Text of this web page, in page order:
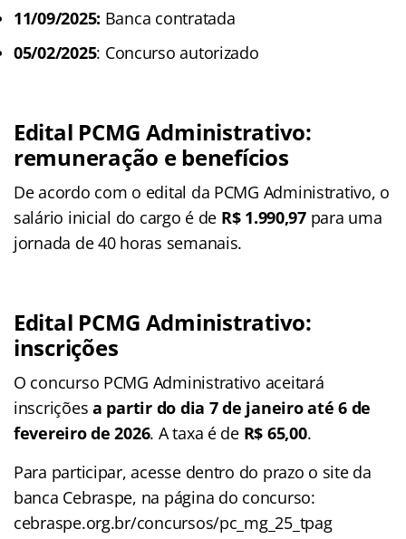
11/09/2025: Banca contratada
05/02/2025: Concurso autorizado
Edital PCMG Administrativo:
remuneração e benefícios
De acordo com o edital da PCMG Administrativo, o
salário inicial do cargo é de R$ 1.990,97para uma
jornada de 40 horas semanais.
Edital PCMG Administrativo:
inscrições
O concurso PCMG Administrativo aceitará
inscriçõesa partir do dia 7 de janeiro até 6 de
fevereiro de 2026. A taxa é deR$ 65,00.
Para participar, acesse dentro do prazo o site da
banca Cebraspe, na página do concurso:
cebraspe.org.br/concursos/pc_mg_25_tpag